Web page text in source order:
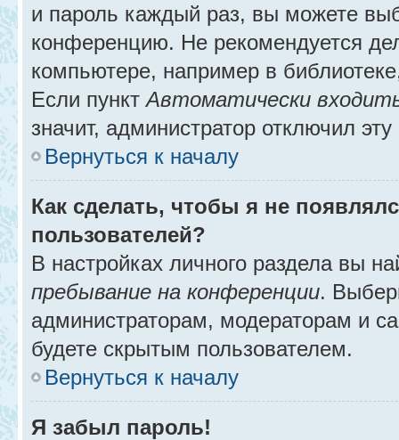
и пароль каждый раз, вы можете
конференцию. Не рекомендуется
компьютере, например в
Если пунктАвтоматически
значит, администратор отключил
Вернуться к началу
Как сделать, чтобы я не
пользователей?
В настройках личного раздела вы
пребывание на конференции.
администраторам, модераторам и
будете скрытым пользователем.
Вернуться к началу
Я забыл пароль!